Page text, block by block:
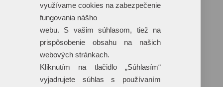
Dáždniky
Tašky
Hračky
Klobúky
využívame cookies na zabezpečenie
fungovania nášho
webu. S vašim súhlasom, tiež na
prispôsobenie obsahu na našich
webových stránkach.
Kliknutím na tlačidlo „Súhlasím“
vyjadrujete súhlas s používaním